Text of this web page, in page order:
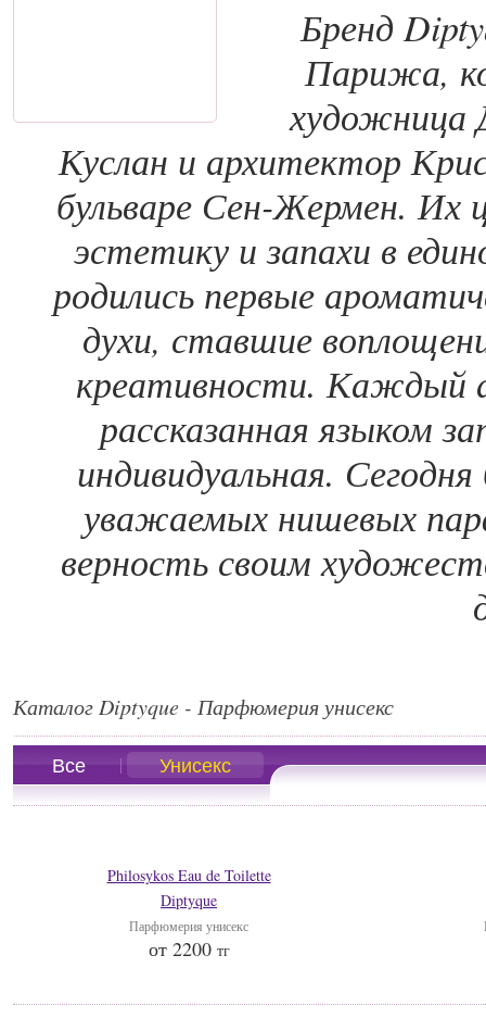
Бренд
Парижа,
художница
Куслан и архитектор
бульваре Сен-Жермен. Их
эстетику и запахи в
родились первые
духи, ставшие
креативности. Каждый
рассказанная языком
индивидуальная.
уважаемых нишевых
верность своим
Каталог Diptyque - Парфюмерия унисекс
Все Унисекс
Philosykos Eau de Toilette
Diptyque
Парфюмерия унисекс
от 2200 тг